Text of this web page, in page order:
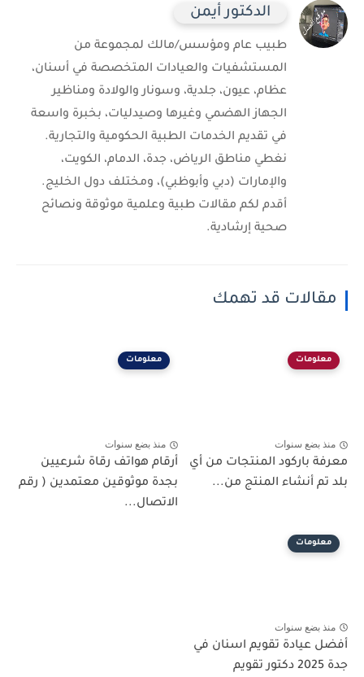
الدكتور أيمن
طبيب عام ومؤسس/مالك لمجموعة من
المستشفيات والعيادات المتخصصة في أسنان،
عظام، عيون، جلدية، وسونار والولادة ومناظير
الجهاز الهضمي وغيرها وصيدليات، بخبرة واسعة
في تقديم الخدمات الطبية الحكومية والتجارية.
نغطي مناطق الرياض، جدة، الدمام، الكويت،
والإمارات (دبي وأبوظبي)، ومختلف دول الخليج.
أقدم لكم مقالات طبية وعلمية موثوقة ونصائح
صحية إرشادية.
مقالات قد تهمك
معلومات
منذ بضع سنوات
معرفة باركود المنتجات من أي
بلد تم أنشاء المنتج من...
معلومات
منذ بضع سنوات
أرقام هواتف رقاة شرعيين
بجدة موثوقين معتمدين ( رقم
الاتصال...
معلومات
منذ بضع سنوات
أفضل عيادة تقويم اسنان في
جدة 2025 دكتور تقويم